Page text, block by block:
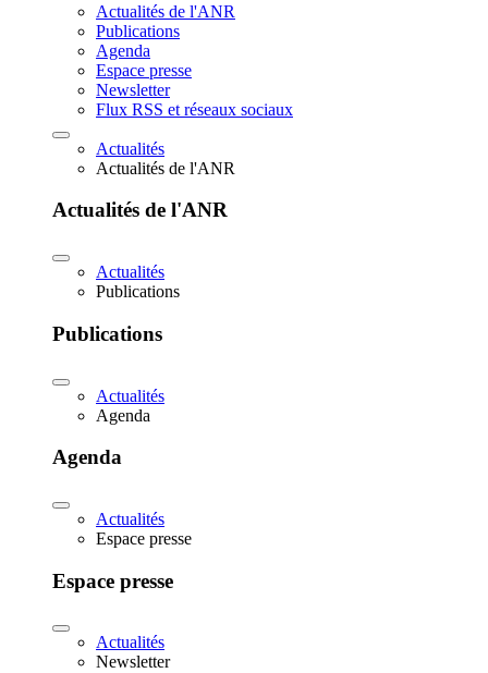
Actualités de l'ANR
Publications
Agenda
Espace presse
Newsletter
Flux RSS et réseaux sociaux
Actualités
Actualités de l'ANR
Actualités de l'ANR
Actualités
Publications
Publications
Actualités
Agenda
Agenda
Actualités
Espace presse
Espace presse
Actualités
Newsletter